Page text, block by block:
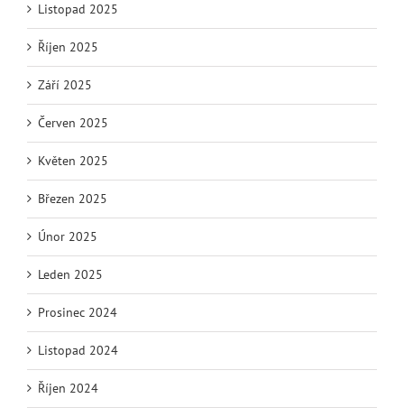
Listopad 2025
Říjen 2025
Září 2025
Červen 2025
Květen 2025
Březen 2025
Únor 2025
Leden 2025
Prosinec 2024
Listopad 2024
Říjen 2024